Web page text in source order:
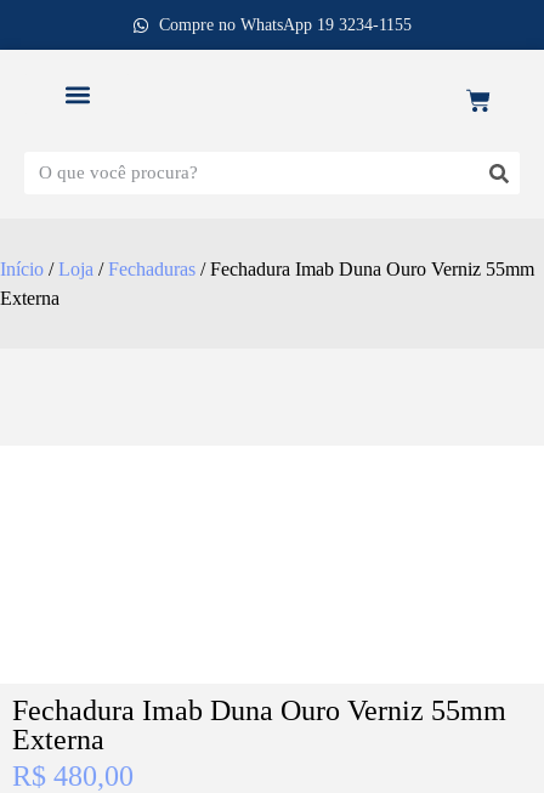
Compre no WhatsApp 19 3234-1155
Início /Loja /Fechaduras / Fechadura Imab Duna Ouro Verniz 55mm
Externa
Fechadura Imab Duna Ouro Verniz 55mm
Externa
R$ 480,00